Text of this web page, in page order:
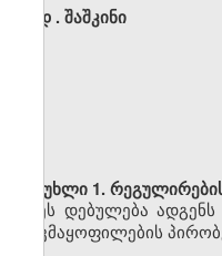
დ. შაშკინი
მუხლი 1.
ეს დებულება ადგენს
დაკმაყოფილების